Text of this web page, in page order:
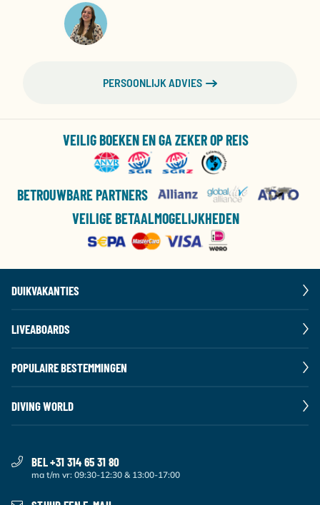
PERSOONLIJK ADVIES
VEILIG BOEKEN EN GA ZEKER OP REIS
BETROUWBARE PARTNERS
VEILIGE BETAALMOGELIJKHEDEN
DUIKVAKANTIES
LIVEABOARDS
POPULAIRE BESTEMMINGEN
DIVING WORLD
BEL +31 314 65 31 80
ma t/m vr: 09:30-12:30 & 13:00-17:00